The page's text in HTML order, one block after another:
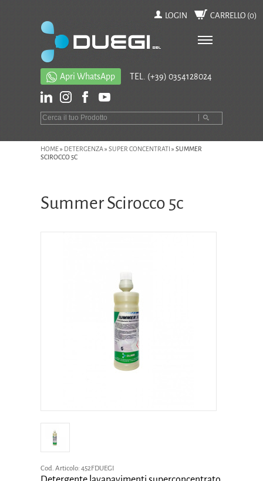
LOGIN CARRELLO (0)
Apri WhatsApp TEL. (+39) 0354128024
HOME» DETERGENZA» SUPER CONCENTRATI » SUMMER
SCIROCCO 5C
Summer Scirocco 5c
Cod. Articolo: 452FDUEGI